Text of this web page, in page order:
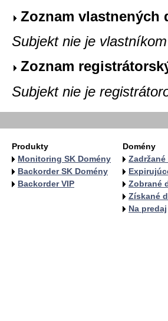
Zoznam vlastnených
Subjekt nie je
Zoznam
Subjekt nie je
Produkty
Monitoring SK Domény
Backorder SK Domény
Backorder VIP
Domény
Zobrané
Získané
Na predaj